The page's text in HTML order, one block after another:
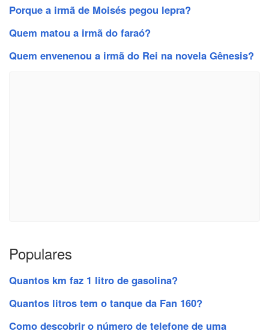
Porque a irmã de Moisés pegou lepra?
Quem matou a irmã do faraó?
Quem envenenou a irmã do Rei na novela Gênesis?
Populares
Quantos km faz 1 litro de gasolina?
Quantos litros tem o tanque da Fan 160?
Como descobrir o número de telefone de uma